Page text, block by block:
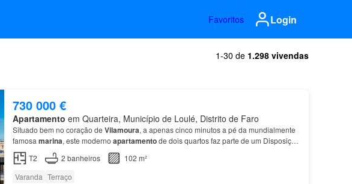
Favoritos Login
1-30 de 1.298 vivendas
730 000 €
Apartamento em Quarteira, Município de Loulé, Distrito de Faro
Situado bem no coração de Vilamoura, a apenas cinco minutos a pé da mundialmente
famosa marina, este moderno apartamentode dois quartos faz parte de um Disposição
Interior: Oferecendo 102 m² de área habitacional bem desenhad…
T2 2 banheiros
102 m²
Varanda Terraço